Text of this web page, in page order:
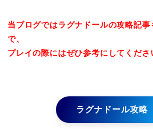
当ブログではラグナドールの攻略記事
で、
プレイの際にはぜひ参考にしてくださ
ラグナドール攻略